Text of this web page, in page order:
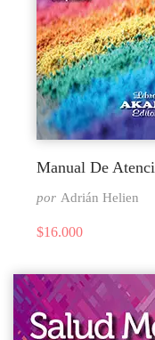
Manual De
por Adrián Helien
$16.000